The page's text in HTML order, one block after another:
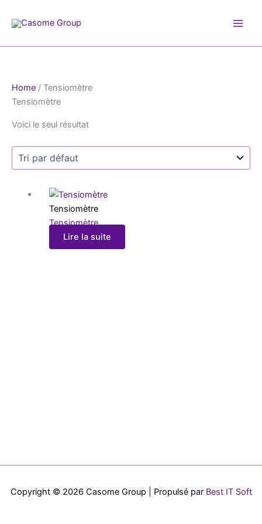
Home / Tensiomètre
Tensiomètre
Voici le seul résultat
Tensiomètre
Tensiomètre
Lire la suite
Copyright © 2026 Casome Group | Propulsé par Best IT Soft